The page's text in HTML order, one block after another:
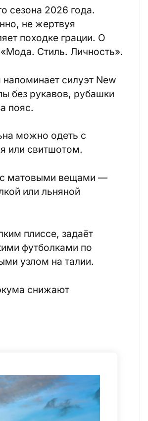
сезона 2026 года.
не жертвуя
походке грации. О
Стиль. Личность».
силуэт New
без рукавов, рубашки
пояс.
можно одеть с
или свитшотом.
с матовыми вещами —
или льняной
плиссе, задаёт
футболками по
узлом на талии.
снижают